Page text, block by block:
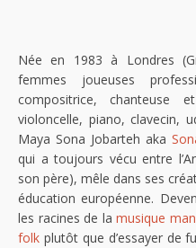
Née en 1983 à Londres
femmes joueuses
compositrice, chanteuse
violoncelle, piano, clavecin,
Maya Sona Jobarteh aka
qui a toujours vécu entre
son père), mêle dans ses
éducation européenne.
les racines de lamusique
folk plutôt que d’essayer de